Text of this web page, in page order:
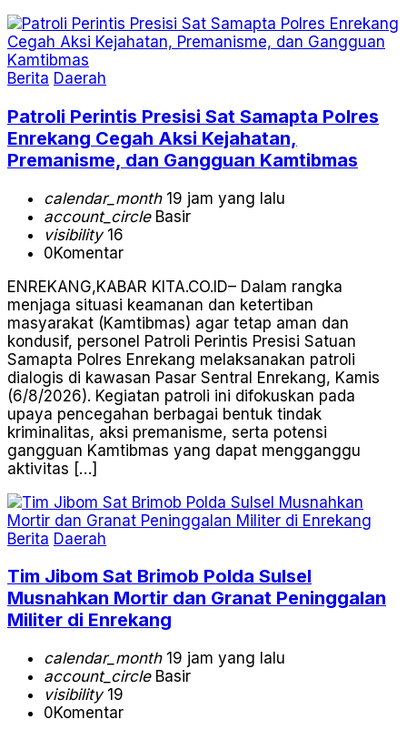
Berita Daerah
Patroli Perintis Presisi Sat Samapta Polres
Enrekang Cegah Aksi Kejahatan,
Premanisme, dan Gangguan Kamtibmas
calendar_month19 jam yang lalu
account_circleBasir
visibility16
0Komentar
ENREKANG,KABAR KITA.CO.ID– Dalam rangka
menjaga situasi keamanan dan ketertiban
masyarakat (Kamtibmas) agar tetap aman dan
kondusif, personel Patroli Perintis Presisi Satuan
Samapta Polres Enrekang melaksanakan patroli
dialogis di kawasan Pasar Sentral Enrekang, Kamis
(6/8/2026). Kegiatan patroli ini difokuskan pada
upaya pencegahan berbagai bentuk tindak
kriminalitas, aksi premanisme, serta potensi
gangguan Kamtibmas yang dapat mengganggu
aktivitas […]
Berita Daerah
Tim Jibom Sat Brimob Polda Sulsel
Musnahkan Mortir dan Granat Peninggalan
Militer di Enrekang
calendar_month19 jam yang lalu
account_circleBasir
visibility19
0Komentar